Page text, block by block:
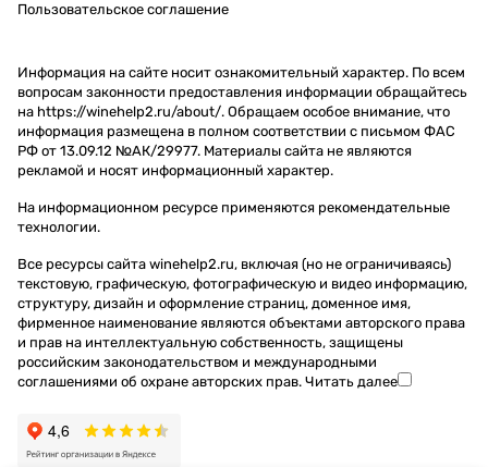
Пользовательское соглашение
Информация на сайте носит ознакомительный характер. По всем
вопросам законности предоставления информации обращайтесь
на https://winehelp2.ru/about/. Обращаем особое внимание, что
информация размещена в полном соответствии с письмом ФАС
РФ от 13.09.12 №АК/29977. Материалы сайта не являются
рекламой и носят информационный характер.
На информационном ресурсе применяются рекомендательные
технологии.
Все ресурсы сайта winehelp2.ru, включая (но не ограничиваясь)
текстовую, графическую, фотографическую и видео информацию,
структуру, дизайн и оформление страниц, доменное имя,
фирменное наименование являются объектами авторского права
и прав на интеллектуальную собственность, защищены
российским законодательством и международными
соглашениями об охране авторских прав. Читать далее